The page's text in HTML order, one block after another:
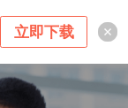
立即下载